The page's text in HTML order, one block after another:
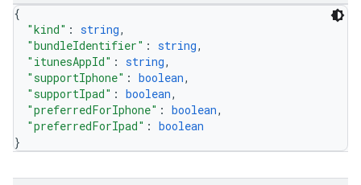
{
"kind" : string,
"bundleIdentifier" : string,
"itunesAppId" : string,
"supportIphone" : boolean,
"supportIpad" : boolean,
"preferredForIphone" : boolean,
"preferredForIpad" : boolean
}